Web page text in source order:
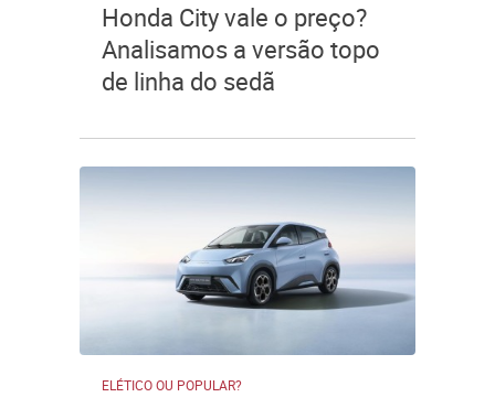
Honda City vale o preço?
Analisamos a versão topo
de linha do sedã
ELÉTICO OU POPULAR?